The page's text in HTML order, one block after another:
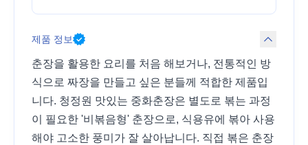
제품 정보
춘장을 활용한 요리를 처음 해보거나, 전통적인 방
식으로 짜장을 만들고 싶은 분들께 적합한 제품입
니다. 청정원 맛있는 중화춘장은 별도로 볶는 과정
이 필요한 '비볶음형' 춘장으로, 식용유에 볶아 사용
해야 고소한 풍미가 잘 살아납니다. 직접 볶은 춘장